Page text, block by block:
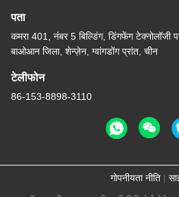
पता
कमरा 401, नंबर 5 बिल्डिंग, डिंगफेंग टेक्नोलॉजी
बाओआन जिला, शेन्ज़ेन, ग्वांगडोंग प्रांत, चीन
टेलीफोन
86-153-8898-3110
गोपनीयता नीति |